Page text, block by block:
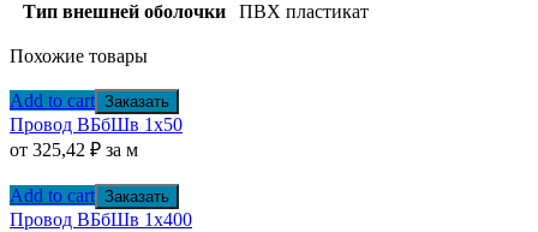
Тип внешней оболочки ПВХ пластикат
Похожие товары
Add to cart Заказать
Провод ВБбШв 1х50
от 325,42 ₽ за м
Add to cart Заказать
Провод ВБбШв 1х400